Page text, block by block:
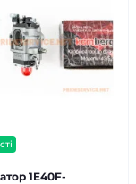
1E40F-